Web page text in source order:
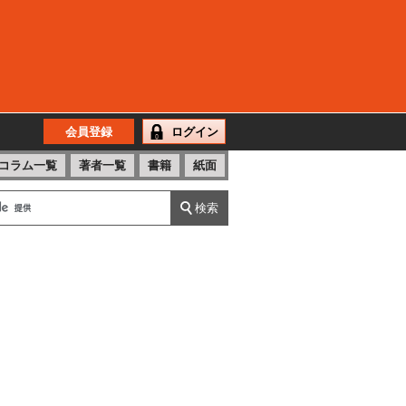
会員登録 ログイン
コラム一覧 著者一覧 書籍 紙面